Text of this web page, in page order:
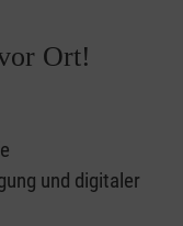
Ort!
und digitaler